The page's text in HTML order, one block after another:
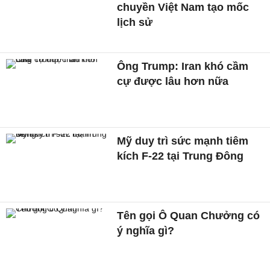
chuyền Việt Nam tạo mốc
lịch sử
Ông Trump: Iran khó cầm
cự được lâu hơn nữa
Mỹ duy trì sức mạnh tiêm
kích F-22 tại Trung Đông
Tên gọi Ô Quan Chưởng có
ý nghĩa gì?